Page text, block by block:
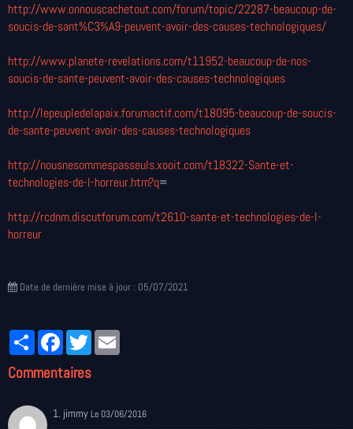
http://www.onnouscachetout.com/forum/topic/22287-beaucoup-de-
soucis-de-sant%C3%A9-peuvent-avoir-des-causes-technologiques/
http://www.planete-revelations.com/t11952-beaucoup-de-nos-
soucis-de-sante-peuvent-avoir-des-causes-technologiques
http://lepeupledelapaix.forumactif.com/t18095-beaucoup-de-soucis-
de-sante-peuvent-avoir-des-causes-technologiques
http://nousnesommespasseuls.xooit.com/t18322-Sante-et-
technologies-de-l-horreur.htm?q=
http://rcdnm.discutforum.com/t2610-sante-et-technologies-de-l-
horreur
Date de dernière mise à jour : 05/07/2021
PartagerFacebookTwitter
Commentaires
1. jimmy Le 03/06/2016